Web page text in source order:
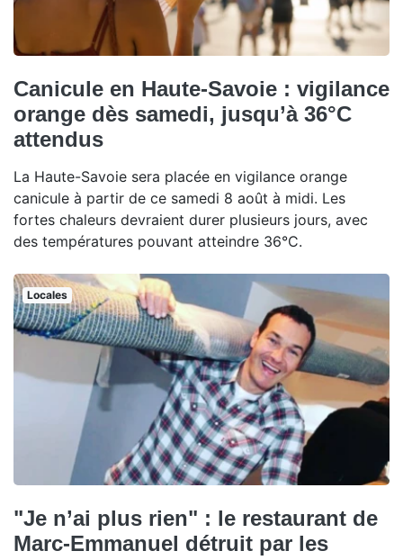
Canicule en Haute-Savoie : vigilance
orange dès samedi, jusqu’à 36°C
attendus
La Haute-Savoie sera placée en vigilance orange
canicule à partir de ce samedi 8 août à midi. Les
fortes chaleurs devraient durer plusieurs jours, avec
des températures pouvant atteindre 36°C.
Locales
"Je n’ai plus rien" : le restaurant de
Marc-Emmanuel détruit par les